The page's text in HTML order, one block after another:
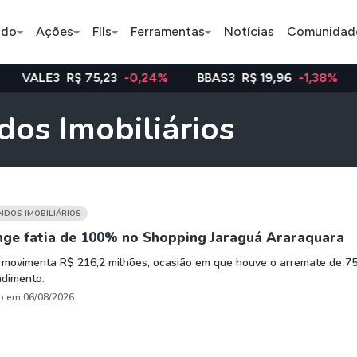
Ações FIIs Ferramentas Notícias
ETFs Stocks
Binance
R$ 75,23 -0,24% BBAS3 R$ 19,96 -1,38% WEGE3
Imobiliários
IMOBILIÁRIOS
fatia de 100% no Shopping Jaraguá Araraquara
R$ 216,2 milhões, ocasião em que houve o arremate de
em 06/08/2026